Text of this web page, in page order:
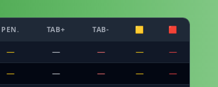
PEN. TAB+ TAB- 🟨 🟥
— — — —
—
— — — — —